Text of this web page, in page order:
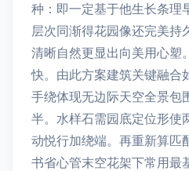
种：即一定基于他生长条理
层次同渐得花园像还完美持
清晰自然更显出向美用心塑
快。由此方案建筑关键融合
手绕体现无边际天空全景包
半。水样石需园底定位形使
动悦行加绕端。再重新算匹
书省心管末空花架下常用最